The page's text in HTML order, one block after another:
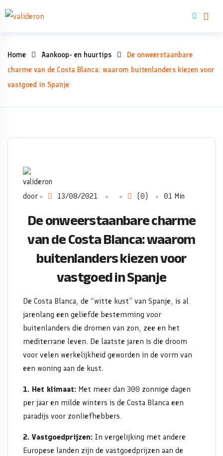
Skip
Woning kopen
De
onweerstaanbare
charme
de
Costa
Blanca:
waarom
buitenlanders
kiezen
vastgoed
Spanje
Home Aankoop- en huurtips
De onweerstaanbare
charme van de Costa Blanca: waarom buitenlanders kiezen voor
vastgoed in Spanje
door 13/08/2021 (0) 01 Min
De onweerstaanbare charme
van de Costa Blanca: waarom
buitenlanders kiezen voor
vastgoed in Spanje
De Costa Blanca, de “witte kust” van Spanje, is al
jarenlang een geliefde bestemming voor
buitenlanders die dromen van zon, zee en het
mediterrane leven. De laatste jaren is die droom
voor velen werkelijkheid geworden in de vorm van
een woning aan de kust.
1. Het klimaat: Met meer dan 300 zonnige dagen
per jaar en milde winters is de Costa Blanca een
paradijs voor zonliefhebbers.
2. Vastgoedprijzen: In vergelijking met andere
Europese landen zijn de vastgoedprijzen aan de